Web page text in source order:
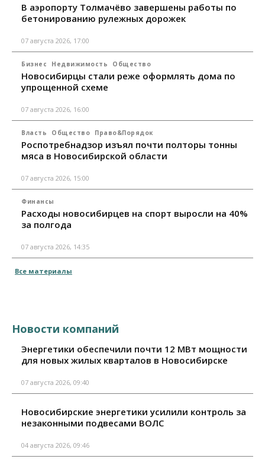
В аэропорту Толмачёво завершены работы по
бетонированию рулежных дорожек
07 августа 2026, 17:00
Бизнес Недвижимость Общество
Новосибирцы стали реже оформлять дома по
упрощенной схеме
07 августа 2026, 16:00
Власть Общество Право&Порядок
Роспотребнадзор изъял почти полторы тонны
мяса в Новосибирской области
07 августа 2026, 15:00
Финансы
Расходы новосибирцев на спорт выросли на 40%
за полгода
07 августа 2026, 14:35
Все материалы
Новости компаний
Энергетики обеспечили почти 12 МВт мощности
для новых жилых кварталов в Новосибирске
07 августа 2026, 09:40
Новосибирские энергетики усилили контроль за
незаконными подвесами ВОЛС
04 августа 2026, 09:46